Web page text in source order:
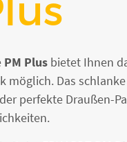
PM Plus bietet Ihnen
Das schlanke
perfekte Draußen-